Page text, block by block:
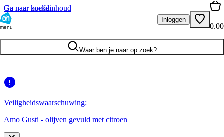
Ga naar hoofdinhoud
Ga naar zoeken
menu
Inloggen
0.00
Waar ben je naar op zoek?
Veiligheidswaarschuwing:
Amo Gusti - olijven gevuld met citroen